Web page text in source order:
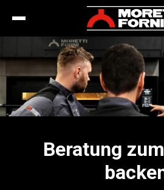
Beratung